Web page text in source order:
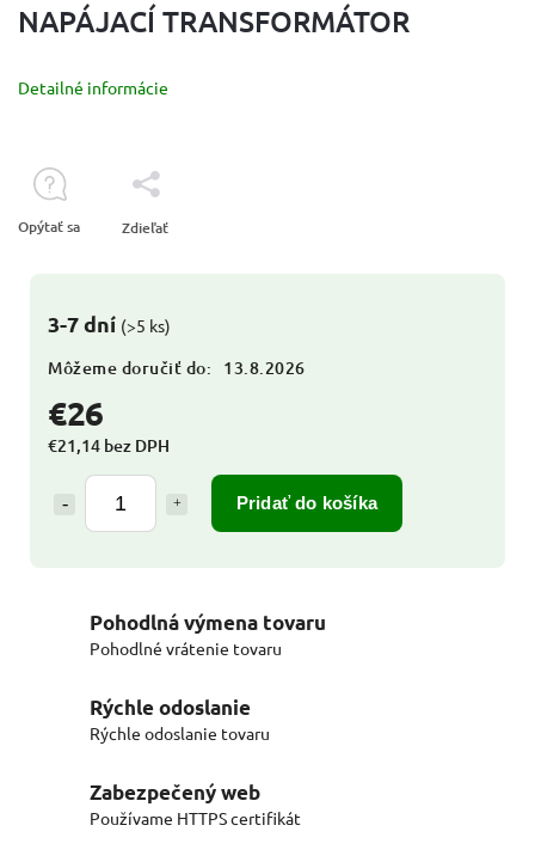
€26
€21,14 bez DPH
Pridať do košíka
3-7 dní (>5 ks)
Môžeme doručiť do: 13.8.2026
NAPÁJACÍ TRANSFORMÁTOR
Detailné informácie
Opýtať sa Zdieľať
Pohodlná výmena tovaru
Pohodlné vrátenie tovaru
Rýchle odoslanie
Rýchle odoslanie tovaru
Zabezpečený web
Používame HTTPS certifikát